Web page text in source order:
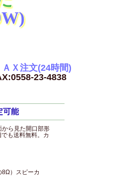
Ｘ注文(24時間)
23-4838
可能
ら見た開口部形
も送料無料。カ
8Ω）スピーカ